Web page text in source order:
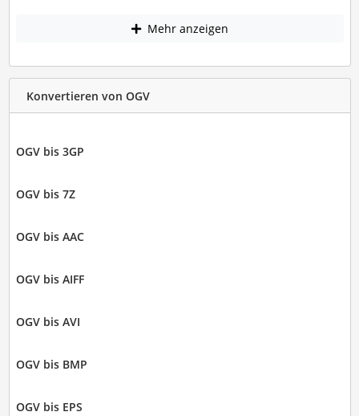
Mehr anzeigen
Konvertieren von OGV
OGV bis 3GP
OGV bis 7Z
OGV bis AAC
OGV bis AIFF
OGV bis AVI
OGV bis BMP
OGV bis EPS